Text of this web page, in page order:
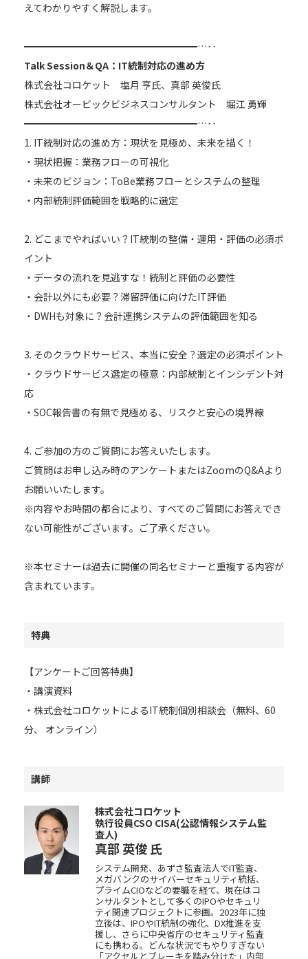
えてわかりやすく解説します。
━━━━━━━━━━━━━━━━━━…‥
Talk Session＆QA：IT統制対応の進め方
株式会社コロケット 塩月 亨氏、真部 英俊氏
株式会社オービックビジネスコンサルタント 堀江 勇輝
━━━━━━━━━━━━━━━━━━…‥
1. IT統制対応の進め方：現状を見極め、未来を描く！
・現状把握：業務フローの可視化
・未来のビジョン：ToBe業務フローとシステムの整理
・内部統制評価範囲を戦略的に選定
2. どこまでやればいい？IT統制の整備・運用・評価の必須ポ
イント
・データの流れを見逃すな！統制と評価の必要性
・会計以外にも必要？滞留評価に向けたIT評価
・DWHも対象に？会計連携システムの評価範囲を知る
3. そのクラウドサービス、本当に安全？選定の必須ポイント
・クラウドサービス選定の極意：内部統制とインシデント対
応
・SOC報告書の有無で見極める、リスクと安心の境界線
4. ご参加の方のご質問にお答えいたします。
ご質問はお申し込み時のアンケートまたはZoomのQ&Aより
お願いいたします。
※内容やお時間の都合により、すべてのご質問にお答えでき
ない可能性がございます。ご了承ください。
※本セミナーは過去に開催の同名セミナーと重複する内容が
含まれています。
特典
【アンケートご回答特典】
・講演資料
・株式会社コロケットによるIT統制個別相談会（無料、60
分、 オンライン）
講師
株式会社コロケット
執行役員CSO CISA(公認情報システム監
査人)
真部 英俊氏
システム開発、あずさ監査法人でIT監査、
メガバンクのサイバーセキュリティ統括、
プライムCIOなどの要職を経て、現在はコ
ンサルタントとして多くのIPOやセキュリ
ティ関連プロジェクトに参画。2023年に独
立後は、IPOやIT統制の強化、DX推進を支
援し、さらに中央省庁のセキュリティ監査
にも携わる。どんな状況でもやりすぎない
「アクセルとブレーキを踏み分けた」内部